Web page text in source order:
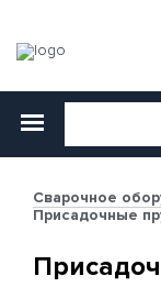
Сварочное
Присадочные